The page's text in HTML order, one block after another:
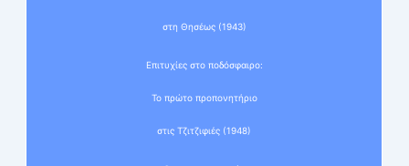
στη Θησέως (1943)
Επιτυχίες στο ποδόσφαιρο:
Το πρώτο προπονητήριο
στις Τζιτζιφιές (1948)